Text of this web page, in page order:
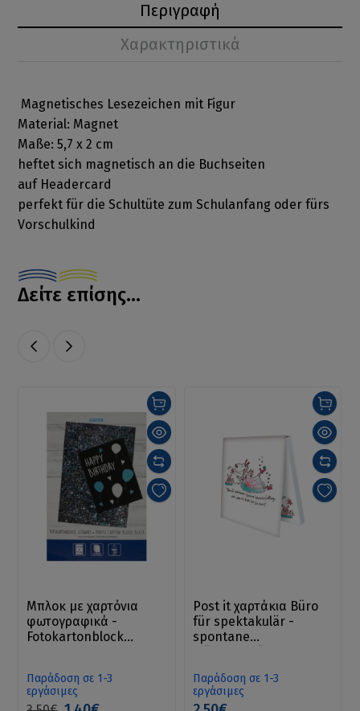
Περιγραφή
Χαρακτηριστικά
Magnetisches Lesezeichen mit Figur
Material: Magnet
Maße: 5,7 x 2 cm
heftet sich magnetisch an die Buchseiten
auf Headercard
perfekt für die Schultüte zum Schulanfang oder fürs
Vorschulkind
Δείτε επίσης...
Μπλοκ με χαρτόνια
φωτογραφικά -
Fotokartonblock
Παράδοση σε 1-3
εργάσιμες
Post it χαρτάκια Büro
für spektakulär -
spontane
tun?
Παράδοση σε 1-3
εργάσιμες